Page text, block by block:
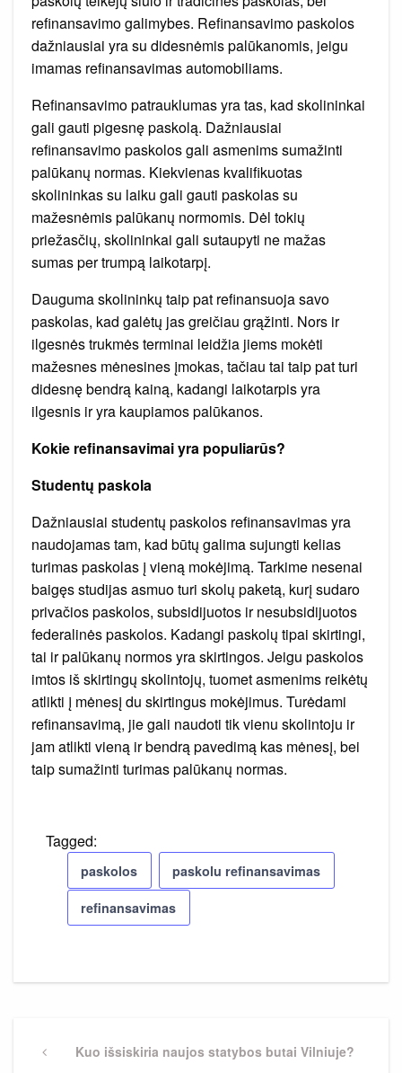
refinansavimo galimybes. Refinansavimo paskolos
dažniausiai yra su didesnėmis palūkanomis, jeigu
imamas refinansavimas automobiliams.
Refinansavimo patrauklumas yra tas, kad skolininkai
gali gauti pigesnę paskolą. Dažniausiai
refinansavimo paskolos gali asmenims sumažinti
palūkanų normas. Kiekvienas kvalifikuotas
skolininkas su laiku gali gauti paskolas su
mažesnėmis palūkanų normomis. Dėl tokių
priežasčių, skolininkai gali sutaupyti ne mažas
sumas per trumpą laikotarpį.
Dauguma skolininkų taip pat refinansuoja savo
paskolas, kad galėtų jas greičiau grąžinti. Nors ir
ilgesnės trukmės terminai leidžia jiems mokėti
mažesnes mėnesines įmokas, tačiau tai taip pat turi
didesnę bendrą kainą, kadangi laikotarpis yra
ilgesnis ir yra kaupiamos palūkanos.
Kokie refinansavimai yra populiarūs?
Studentų paskola
Dažniausiai studentų paskolos refinansavimas yra
naudojamas tam, kad būtų galima sujungti kelias
turimas paskolas į vieną mokėjimą. Tarkime nesenai
baigęs studijas asmuo turi skolų paketą, kurį sudaro
privačios paskolos, subsidijuotos ir nesubsidijuotos
federalinės paskolos. Kadangi paskolų tipai skirtingi,
tai ir palūkanų normos yra skirtingos. Jeigu paskolos
imtos iš skirtingų skolintojų, tuomet asmenims reikėtų
atlikti į mėnesį du skirtingus mokėjimus. Turėdami
refinansavimą, jie gali naudoti tik vienu skolintoju ir
jam atlikti vieną ir bendrą pavedimą kas mėnesį, bei
taip sumažinti turimas palūkanų normas.
Tagged:
paskolos paskolu refinansavimas
refinansavimas
tarpPreviousKuo išsiskiria naujos statybos butai Vilniuje?